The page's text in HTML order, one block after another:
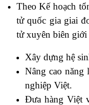
Theo Kế hoạch
tử quốc gia giai
tử xuyên biên giới
Xây dựng hệ
Nâng cao năng
nghiệp Việt.
Đưa hàng Việt